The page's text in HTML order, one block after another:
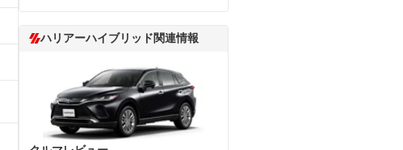
ハリアーハイブリッド関連情報